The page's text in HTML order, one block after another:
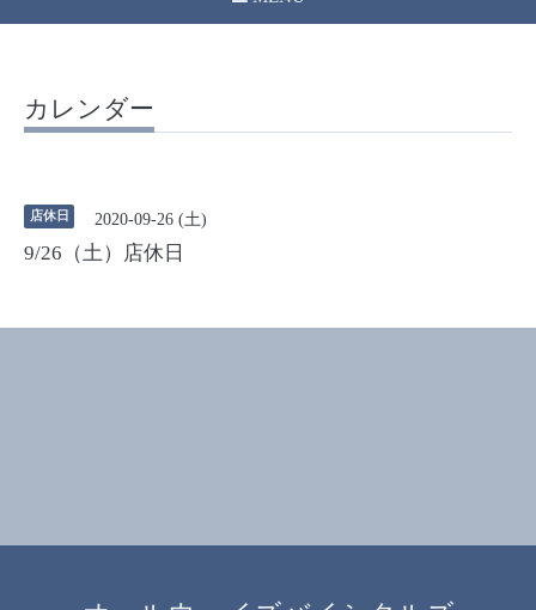
カレンダー
店休日 2020-09-26 (土)
9/26（土）店休日